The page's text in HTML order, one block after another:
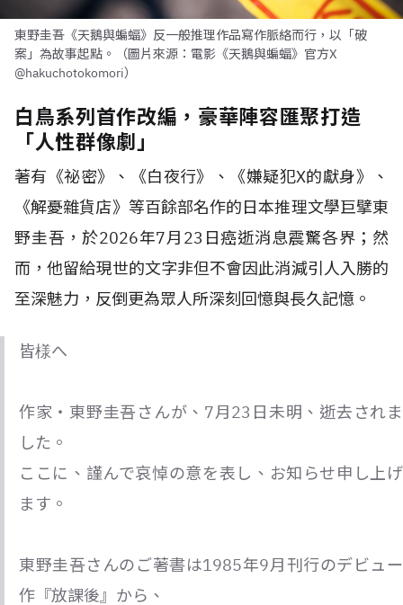
東野圭吾《天鵝與蝙蝠》反一般推理作品寫作脈絡而行，以「破
案」為故事起點。（圖片來源：電影《天鵝與蝙蝠》官方X
@hakuchotokomori）
白鳥系列首作改編，豪華陣容匯聚打造
「人性群像劇」
著有《祕密》、《白夜行》、《嫌疑犯X的獻身》、
《解憂雜貨店》等百餘部名作的日本推理文學巨擘東
野圭吾，於2026年7月23日癌逝消息震驚各界；然
而，他留給現世的文字非但不會因此消減引人入勝的
至深魅力，反倒更為眾人所深刻回憶與長久記憶。
皆様へ
作家・東野圭吾さんが、7月23日未明、逝去されま
した。
ここに、謹んで哀悼の意を表し、お知らせ申し上げ
ます。
東野圭吾さんのご著書は1985年9月刊行のデビュー
作『放課後』から、